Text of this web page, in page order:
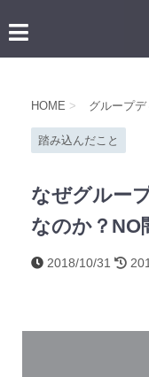
HOME > グループ
踏み込んだこと
なぜグルー
なのか？NO
2018/10/31